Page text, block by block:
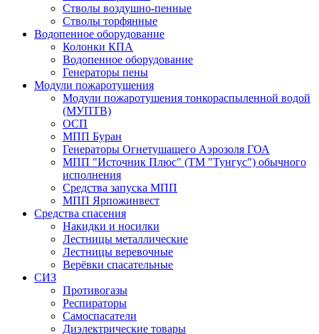
Стволы воздушно-пенные
Стволы торфянные
Водопенное оборудование
Колонки КПА
Водопенное оборудование
Генераторы пены
Модули пожаротушения
Модули пожаротушения тонкораспыленной водой
(МУПТВ)
ОСП
МПП Буран
Генераторы Огнетушащего Аэрозоля ГОА
МПП "Источник Плюс" (ТМ "Тунгус") обычного
исполнения
Средства запуска МПП
МПП Ярпожинвест
Средства спасения
Накидки и носилки
Лестницы металлические
Лестницы веревочные
Верёвки спасательные
СИЗ
Противогазы
Респираторы
Самоспасатели
Диэлектрические товары